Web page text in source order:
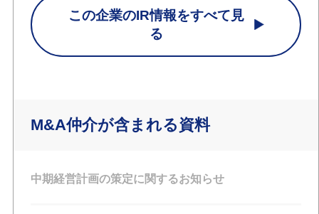
この企業のIR情報をすべて見
る
M&A仲介が含まれる資料
中期経営計画の策定に関するお知らせ